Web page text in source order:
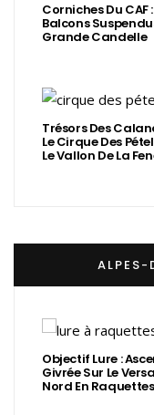
Corniches Du CAF :
Balcons
Grande Candelle
Trésors Des
Le Cirque Des
Le Vallon De La
ALPES-
Objectif Lure :
Givrée Sur Le
Nord En Raquettes